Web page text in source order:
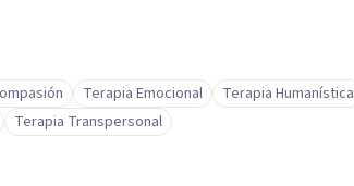
Terapia Emocional Terapia Humanística
Terapia Transpersonal